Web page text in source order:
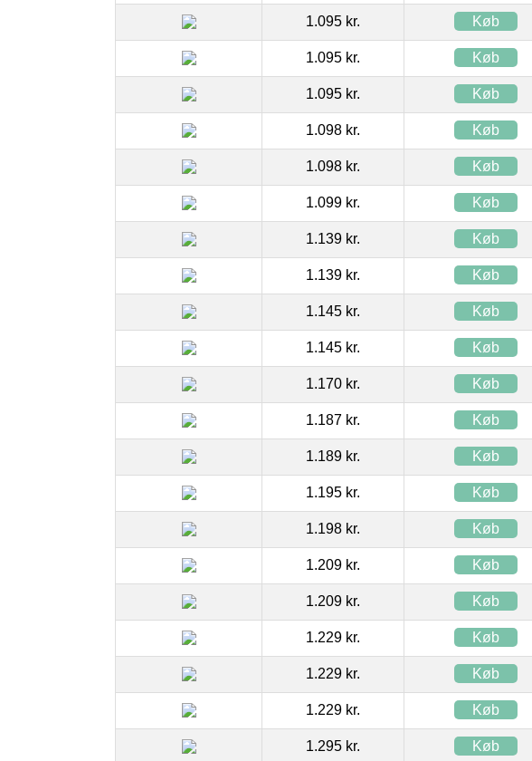
1.095 kr. Køb
1.095 kr. Køb
1.095 kr. Køb
1.098 kr. Køb
1.098 kr. Køb
1.099 kr. Køb
1.139 kr. Køb
1.139 kr. Køb
1.145 kr. Køb
1.145 kr. Køb
1.170 kr. Køb
1.187 kr. Køb
1.189 kr. Køb
1.195 kr. Køb
1.198 kr. Køb
1.209 kr. Køb
1.209 kr. Køb
1.229 kr. Køb
1.229 kr. Køb
1.229 kr. Køb
1.295 kr. Køb